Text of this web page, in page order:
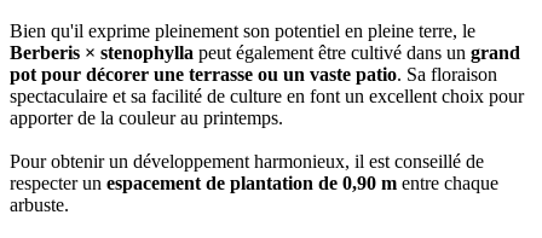
Bien qu'il exprime pleinement son potentiel en pleine terre, le
Berberis × stenophylla peut également être cultivé dans un grand
pot pour décorer une terrasse ou un vaste patio. Sa floraison
spectaculaire et sa facilité de culture en font un excellent choix pour
apporter de la couleur au printemps.
Pour obtenir un développement harmonieux, il est conseillé de
respecter un espacement de plantation de 0,90 m entre chaque
arbuste.